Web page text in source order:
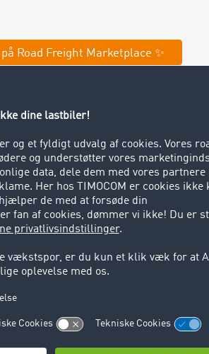
Road Freight Marketplace ✨
svar om Messenger
filer (f.eks. filstørrelse)?